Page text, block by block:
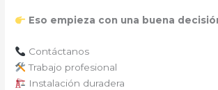
Eso empieza con una buena
Contáctanos
Trabajo profesional
Instalación duradera